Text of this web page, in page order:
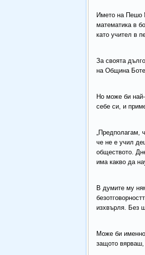
Името на Пешо
математика в
като учител в
За своята
на Община
Но може би
себе си, и
„Предполагам,
че не е учил
обществото.
има какво да
В думите му
изхвърля. Без
Може би
защото